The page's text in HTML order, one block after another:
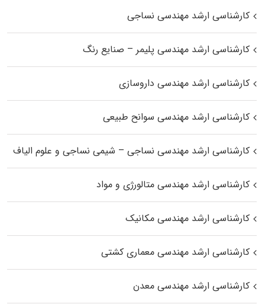
کارشناسی ارشد مهندسی نساجی
کارشناسی ارشد مهندسی پلیمر – صنایع رنگ
کارشناسی ارشد مهندسی داروسازی
کارشناسی ارشد مهندسی سوانح طبیعی
کارشناسی ارشد مهندسی نساجی – شیمی نساجی و علوم الیاف
کارشناسی ارشد مهندسی متالورژی و مواد
کارشناسی ارشد مهندسی مکانیک
کارشناسی ارشد مهندسی معماری کشتی
کارشناسی ارشد مهندسی معدن